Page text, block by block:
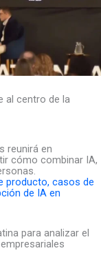
al centro de la
reunirá en
cómo combinar IA,
para analizar el